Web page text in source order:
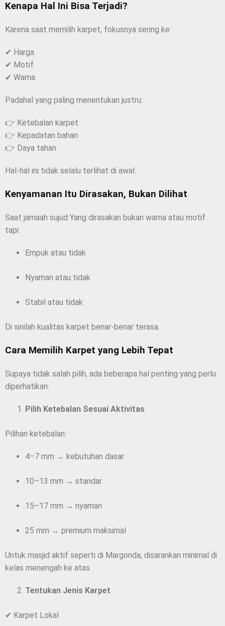
Kenapa Hal Ini Bisa Terjadi?
Karena saat memilih karpet, fokusnya sering ke:
✔ Harga
✔ Motif
✔ Warna
Padahal yang paling menentukan justru:
👉 Ketebalan karpet
👉 Kepadatan bahan
👉 Daya tahan
Hal-hal ini tidak selalu terlihat di awal.
Kenyamanan Itu Dirasakan, Bukan Dilihat
Saat jamaah sujud Yang dirasakan bukan warna atau motif
tapi:
Empuk atau tidak
Nyaman atau tidak
Stabil atau tidak
Di sinilah kualitas karpet benar-benar terasa.
Cara Memilih Karpet yang Lebih Tepat
Supaya tidak salah pilih, ada beberapa hal penting yang perlu
diperhatikan:
Pilih Ketebalan Sesuai Aktivitas
Pilihan ketebalan:
4–7 mm → kebutuhan dasar
10–13 mm → standar
15–17 mm → nyaman
25 mm → premium maksimal
Untuk masjid aktif seperti di Margonda, disarankan minimal di
kelas menengah ke atas.
Tentukan Jenis Karpet
✔ Karpet Lokal